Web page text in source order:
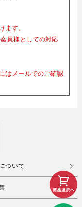
ます。
員様としての対応
はメールでのご確認
ついて